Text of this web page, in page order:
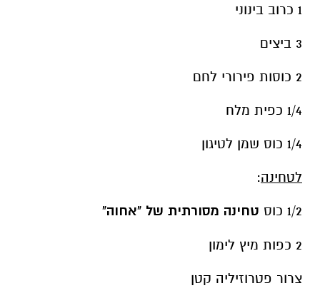
1 כרוב בינוני
3 ביצים
2 כוסות פירורי לחם
1/4 כפית מלח
1/4 כוס שמן לטיגון
לטחינה:
1/2 כוס טחינה מסורתית של "אחוה"
2 כפות מיץ לימון
צרור פטרוזיליה קטן